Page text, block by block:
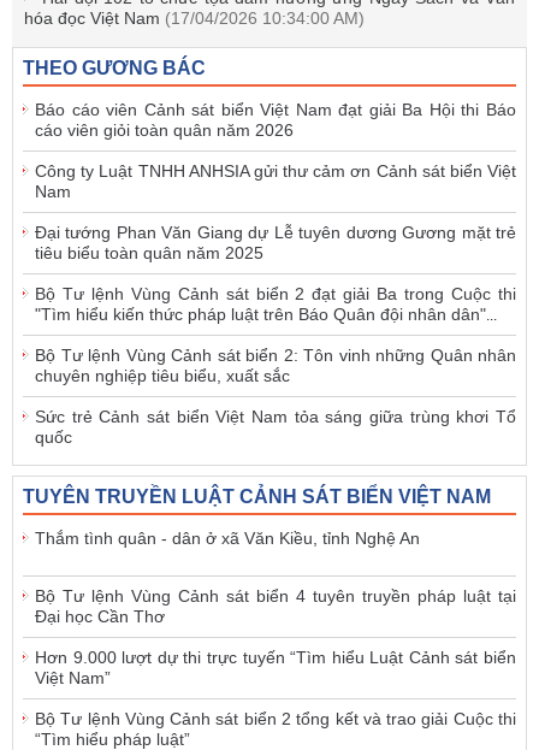
hóa đọc Việt Nam (17/04/2026 10:34:00 AM)
THEO GƯƠNG BÁC
Báo cáo viên Cảnh sát biển Việt Nam đạt giải Ba Hội thi Báo
cáo viên giỏi toàn quân năm 2026
Công ty Luật TNHH ANHSIA gửi thư cảm ơn Cảnh sát biển Việt
Nam
Đại tướng Phan Văn Giang dự Lễ tuyên dương Gương mặt trẻ
tiêu biểu toàn quân năm 2025
Bộ Tư lệnh Vùng Cảnh sát biển 2 đạt giải Ba trong Cuộc thi
"Tìm hiểu kiến thức pháp luật trên Báo Quân đội nhân dân"
Bộ Tư lệnh Vùng Cảnh sát biển 2: Tôn vinh những Quân nhân
chuyên nghiệp tiêu biểu, xuất sắc
Sức trẻ Cảnh sát biển Việt Nam tỏa sáng giữa trùng khơi Tổ
quốc
TUYÊN TRUYỀN LUẬT CẢNH SÁT BIỂN VIỆT NAM
Thắm tình quân - dân ở xã Văn Kiều, tỉnh Nghệ An
Bộ Tư lệnh Vùng Cảnh sát biển 4 tuyên truyền pháp luật tại
Đại học Cần Thơ
Hơn 9.000 lượt dự thi trực tuyến “Tìm hiểu Luật Cảnh sát biển
Việt Nam”
Bộ Tư lệnh Vùng Cảnh sát biển 2 tổng kết và trao giải Cuộc thi
“Tìm hiểu pháp luật”